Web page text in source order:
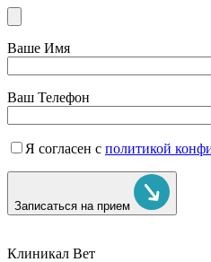
Ваше Имя
Ваш Телефон
Я согласен с политикой
Записаться на прием
Клиникал Вет